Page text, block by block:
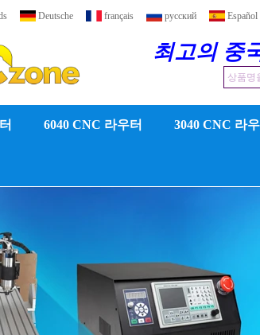
Deutsche français русский Español
최고의 중
6040 CNC 라우터 3040 CNC 라